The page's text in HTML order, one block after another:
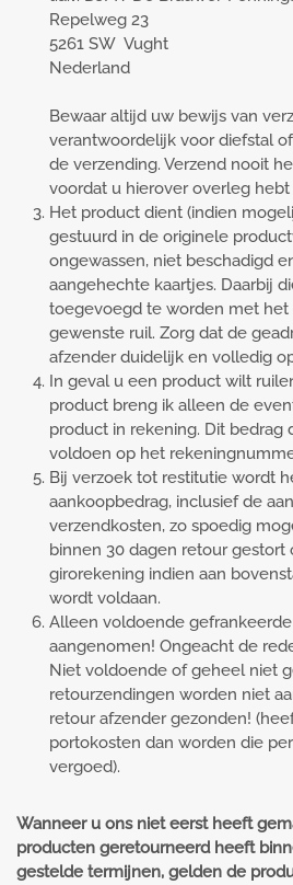
Repelweg 23
5261 SW Vught
Nederland
Bewaar altijd uw bewijs van
verantwoordelijk voor diefstal
de verzending. Verzend nooit
voordat u hierover overleg
Het product dient (indien
gestuurd in de originele
ongewassen, niet beschadigd
aangehechte kaartjes. Daarbij
toegevoegd te worden met
gewenste ruil. Zorg dat de
afzender duidelijk en volledig
In geval u een product wilt
product breng ik alleen de
product in rekening. Dit bedrag
voldoen op het
Bij verzoek tot restitutie wordt
aankoopbedrag, inclusief de
verzendkosten, zo spoedig
binnen 30 dagen retour gestort
girorekening indien aan
wordt voldaan.
Alleen voldoende
aangenomen! Ongeacht de
Niet voldoende of geheel niet
retourzendingen worden niet
retour afzender gezonden!
portokosten dan worden die
vergoed).
Wanneer u ons niet eerst heeft
producten geretourneerd heeft
gestelde termijnen, gelden de